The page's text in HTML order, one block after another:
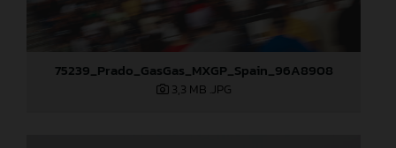
75239_Prado_GasGas_MXGP_Spain_96A8908
3,3 MB .JPG